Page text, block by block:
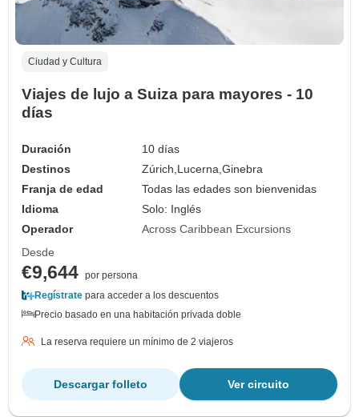
Ciudad y Cultura
Viajes de lujo a Suiza para mayores - 10
días
Duración
10 días
Destinos
Zúrich,Lucerna,Ginebra
Franja de edad
Todas las edades son bienvenidas
Idioma
Solo: Inglés
Operador
Across Caribbean Excursions
Desde
€9,644 por persona
Regístrate para acceder a los descuentos
Precio basado en una habitación privada doble
La reserva requiere un mínimo de 2 viajeros
Ver circuito
Descargar folleto